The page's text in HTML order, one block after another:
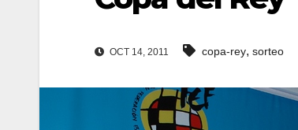
OCT 14, 2011 copa-rey, sorteo